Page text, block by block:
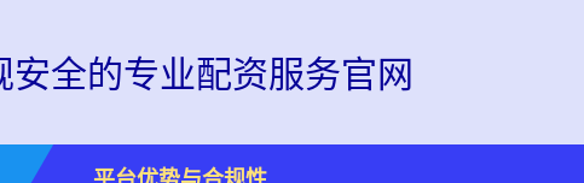
全的专业配资服务官网